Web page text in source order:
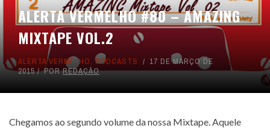
ALERTA VERMELHO #80 – AMAZING
MIXTAPE VOL.2
ALERTA VERMELHO,PODCASTS
17 DE MARÇO DE
2015
PORREDAÇÃO
Chegamos ao segundo volume da nossa Mixtape. Aquele